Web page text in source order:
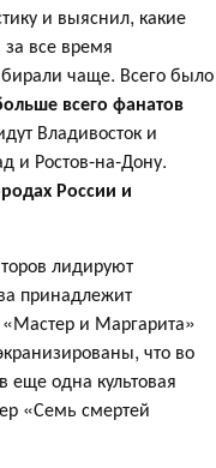
и выяснил, какие
все время
чаще. Всего было
всего фанатов
Владивосток и
и Ростов-на-Дону.
России и
лидируют
принадлежит
и Маргарита»
что во
еще одна культовая
«Семь смертей